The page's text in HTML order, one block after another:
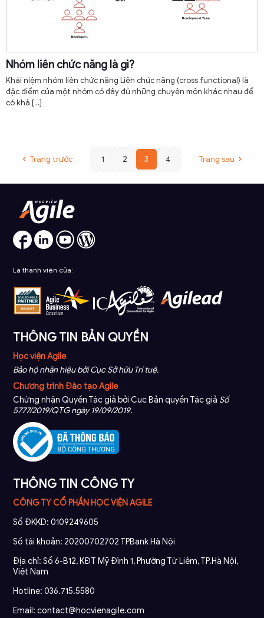
Nhóm liên chức năng là gì?
Khái niệm nhóm liên chức năng Liên chức năng (cross functional) là
đặc điểm của một nhóm có đầy đủ những chuyên môn khác nhau để
có khả […]
Trang trước 1 2 3 4 Trang sau
Là thành viên của:
THÔNG TIN BẢN QUYỀN
Học viện Agile
Bảo hộ nhãn hiệu bởi Cục Sở hữu Trí tuệ.
Chương trình Đào tạo Agile
Chứng nhận Quyền Tác giả bởi Cục Bản quyền Tác giả Số
5777/2019/QTG ngày 19/09/2019.
THÔNG TIN CÔNG TY
CÔNG TY CỔ PHẦN HỌC VIỆN AGILE
Số ĐKKD: 0109249605
Số tài khoản: 20200702702 TPBank Hà Nội
Địa chỉ: Số 6-B12, KĐT Mỹ Đình 1, Phường Từ Liêm, TP.Hà Nội,
Việt Nam
Hotline: 036.715.5580
Email: contact@hocvienagile.com